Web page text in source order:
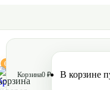
0
Корзина0 ₽ В корзине